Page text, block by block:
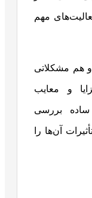
مهم
و هم مشکلاتی
و معایب
ساده بررسی
آن‌ها را